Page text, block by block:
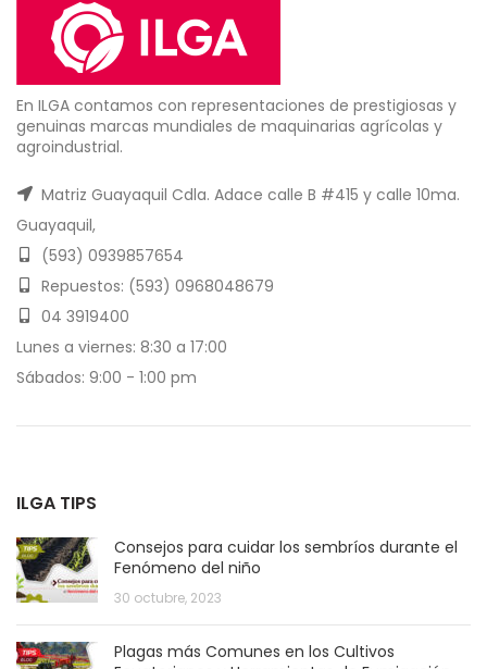
En ILGA contamos con representaciones de prestigiosas y
genuinas marcas mundiales de maquinarias agrícolas y
agroindustrial.
Matriz Guayaquil Cdla. Adace calle B #415 y calle 10ma.
Guayaquil,
(593) 0939857654
Repuestos: (593) 0968048679
04 3919400
Lunes a viernes: 8:30 a 17:00
Sábados: 9:00 - 1:00 pm
ILGA TIPS
Consejos para cuidar los sembríos durante el
Fenómeno del niño
30 octubre, 2023
Plagas más Comunes en los Cultivos